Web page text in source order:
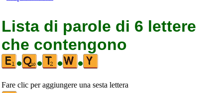
Lista di parole di 6 lettere
che contengono
•
• • •
Fare clic per aggiungere una sesta lettera